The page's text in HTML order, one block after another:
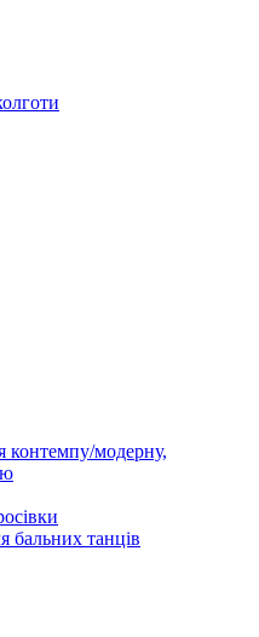
контемпу/модерну,
бальних танців